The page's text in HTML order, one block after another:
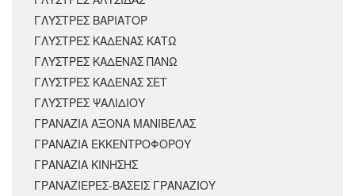
ΓΛΥΣΤΡΕΣ ΒΑΡΙΑΤΟΡ
ΓΛΥΣΤΡΕΣ ΚΑΔΕΝΑΣ ΚΑΤΩ
ΓΛΥΣΤΡΕΣ ΚΑΔΕΝΑΣ ΠΑΝΩ
ΓΛΥΣΤΡΕΣ ΚΑΔΕΝΑΣ ΣΕΤ
ΓΛΥΣΤΡΕΣ ΨΑΛΙΔΙΟΥ
ΓΡΑΝΑΖΙΑ ΑΞΟΝΑ ΜΑΝΙΒΕΛΑΣ
ΓΡΑΝΑΖΙΑ ΕΚΚΕΝΤΡΟΦΟΡΟΥ
ΓΡΑΝΑΖΙΑ ΚΙΝΗΣΗΣ
ΓΡΑΝΑΖΙΕΡΕΣ-ΒΑΣΕΙΣ ΓΡΑΝΑΖΙΟΥ